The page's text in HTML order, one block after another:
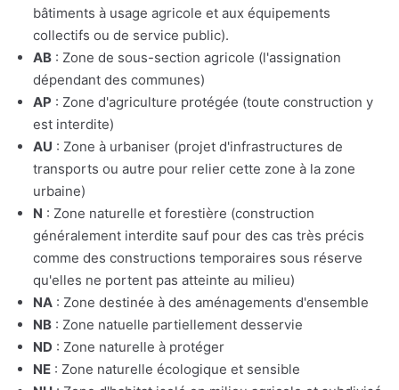
bâtiments à usage agricole et aux équipements
collectifs ou de service public).
AB : Zone de sous-section agricole (l'assignation
dépendant des communes)
AP : Zone d'agriculture protégée (toute construction y
est interdite)
AU : Zone à urbaniser (projet d'infrastructures de
transports ou autre pour relier cette zone à la zone
urbaine)
N : Zone naturelle et forestière (construction
généralement interdite sauf pour des cas très précis
comme des constructions temporaires sous réserve
qu'elles ne portent pas atteinte au milieu)
NA : Zone destinée à des aménagements d'ensemble
NB : Zone natuelle partiellement desservie
ND : Zone naturelle à protéger
NE : Zone naturelle écologique et sensible